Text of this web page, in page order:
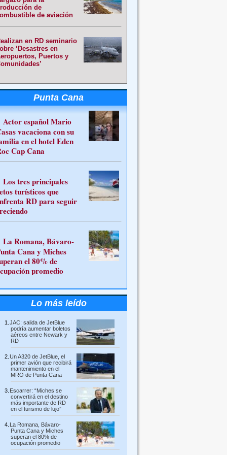
de
de aviación
en RD seminario
‘Desastres en
Puertos y
Punta Cana
Actor español Mario
vacaciona con su
en el hotel Eden
Cap Cana
Los tres principales
turísticos que
RD para seguir
La Romana, Bávaro-
Cana y Miches
el 80% de
promedio
Lo más leído
JAC: salida de JetBlue
podría aumentar boletos
aéreos entre Newark y
RD
Un A320 de JetBlue, el
primer avión que recibirá
mantenimiento en el
MRO de Punta Cana
Escarrer: “Miches se
convertirá en el destino
más importante de RD
en el turismo de lujo”
La Romana, Bávaro-
Punta Cana y Miches
superan el 80% de
ocupación promedio